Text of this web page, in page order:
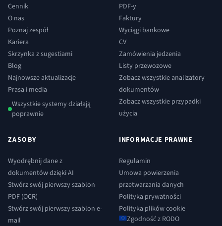
Cennik
O nas
Poznaj zespół
Kariera
Skrzynka z sugestiami
Blog
Najnowsze aktualizacje
Prasa i media
Wszystkie systemy działają
poprawnie
PDF-y
Faktury
Wyciągi bankowe
CV
Zamówienia jedzenia
Listy przewozowe
Zobacz wszystkie analizatory
dokumentów
Zobacz wszystkie przypadki
użycia
ZASOBY
Wyodrębnij dane z
dokumentów dzięki AI
Stwórz swój pierwszy szablon
PDF (OCR)
Stwórz swój pierwszy szablon e-
mail
INFORMACJE PRAWNE
Regulamin
Umowa powierzenia
przetwarzania danych
Polityka prywatności
Polityka plików cookie
Zgodność z RODO